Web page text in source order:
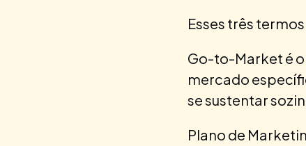
Esses três
Go-to-Market é
mercado
se sustentar
Plano de